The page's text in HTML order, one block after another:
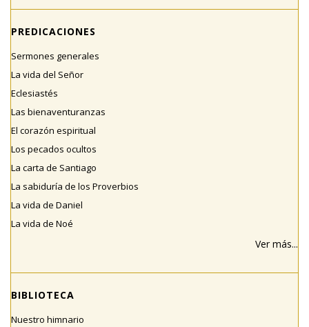
PREDICACIONES
Sermones generales
La vida del Señor
Eclesiastés
Las bienaventuranzas
El corazón espiritual
Los pecados ocultos
La carta de Santiago
La sabiduría de los Proverbios
La vida de Daniel
La vida de Noé
Ver más...
BIBLIOTECA
Nuestro himnario